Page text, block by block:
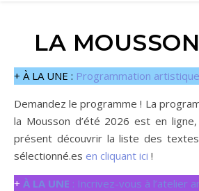
LA
+ À LA UNE : Programmation
Demandez le programme ! La
la Mousson d’été 2026 est en
présent découvrir la liste des
sélectionné.es en cliquant ici !
+ À LA UNE : Incrivez-vous à l’atelier